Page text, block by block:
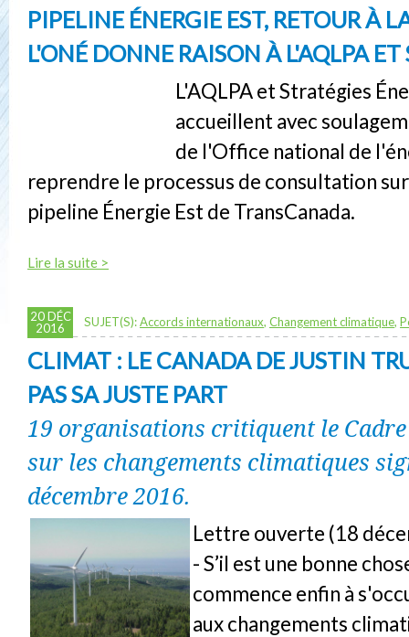
PIPELINE ÉNERGIE EST, RETOUR À
L'ONÉ DONNE RAISON À L'AQLPA ET
L'AQLPA et Stratégies
accueillent avec
de l'Office national de
reprendre le processus de consultation
pipeline Énergie Est de TransCanada.
Lire la suite >
20 DÉC
2016
SUJET(S):Accords internationaux, Changement climatique,
CLIMAT : LE CANADA DE JUSTIN
PAS SA JUSTE PART
19 organisations critiquent le
sur les changements climatiques
décembre 2016.
Lettre ouverte (18
- S’il est une bonne
commence enfin à
aux changements